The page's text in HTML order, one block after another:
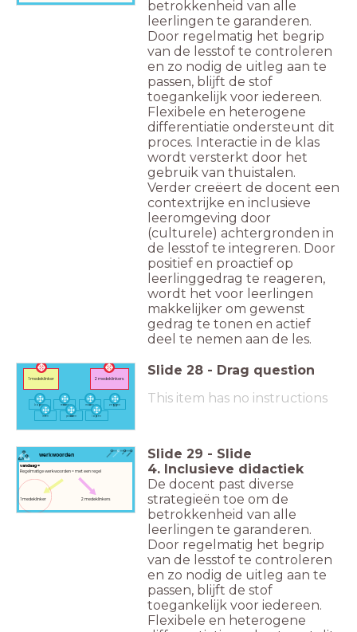
betrokkenheid van alle
leerlingen te garanderen.
Door regelmatig het begrip
van de lesstof te controleren
en zo nodig de uitleg aan te
passen, blijft de stof
toegankelijk voor iedereen.
Flexibele en heterogene
differentiatie ondersteunt dit
proces. Interactie in de klas
wordt versterkt door het
gebruik van thuistalen.
Verder creëert de docent een
contextrijke en inclusieve
leeromgeving door
(culturele) achtergronden in
de lesstof te integreren. Door
positief en proactief op
leerlinggedrag te reageren,
wordt het voor leerlingen
makkelijker om gewenst
gedrag te tonen en actief
deel te nemen aan de les.
1 medeklinker 2 medeklinkers
kopen rennen
leren pakken
maken
lopen
ze ggen
Slide 28 - Drag question
This item has no instructions
werkwoorden
vandaag =
Regelmatige werkwoorden = met een regel
1 medeklinker 2 medeklinkers
Slide 29 - Slide
4. Inclusieve didactiek
De docent past diverse
strategieën toe om de
betrokkenheid van alle
leerlingen te garanderen.
Door regelmatig het begrip
van de lesstof te controleren
en zo nodig de uitleg aan te
passen, blijft de stof
toegankelijk voor iedereen.
Flexibele en heterogene